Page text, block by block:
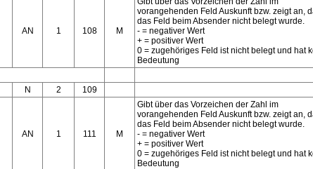
AN 1 108 M
vorangehenden Feld Auskunft bzw. zeigt an,
das Feld beim Absender nicht belegt wurde.
- = negativer Wert
+ = positiver Wert
0 = zugehöriges Feld ist nicht belegt und hat
Bedeutung
N 2 109
AN 1 111 M
Gibt über das Vorzeichen der Zahl im
vorangehenden Feld Auskunft bzw. zeigt an,
das Feld beim Absender nicht belegt wurde.
- = negativer Wert
+ = positiver Wert
0 = zugehöriges Feld ist nicht belegt und hat
Bedeutung